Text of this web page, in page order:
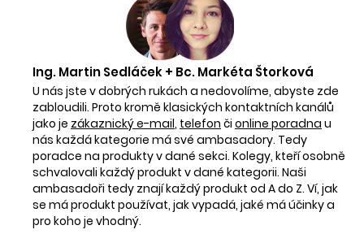
Ing. Martin Sedláček + Bc. Markéta Štorková
U nás jste v dobrých rukách a nedovolíme, abyste zde
zabloudili. Proto kromě klasických kontaktních kanálů
jako je zákaznický e-mail, telefon či online poradna u
nás každá kategorie má své ambasadory. Tedy
poradce na produkty v dané sekci. Kolegy, kteří osobně
schvalovali každý produkt v dané kategorii. Naši
ambasadoři tedy znají každý produkt od A do Z. Ví, jak
se má produkt používat, jak vypadá, jaké má účinky a
pro koho je vhodný.